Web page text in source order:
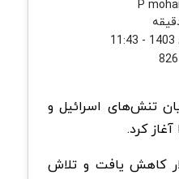
P
تنش‌های اسرائیل و
کرد.
به 60500 دلار کاهش یافت و تلاش